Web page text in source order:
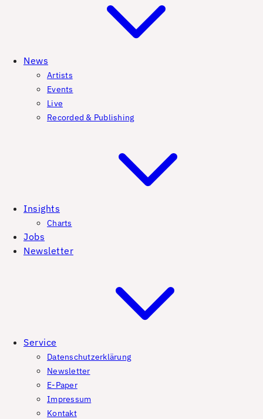
News
Artists
Events
Live
Recorded & Publishing
Insights
Charts
Jobs
Newsletter
Service
Datenschutzerklärung
Newsletter
E-Paper
Impressum
Kontakt